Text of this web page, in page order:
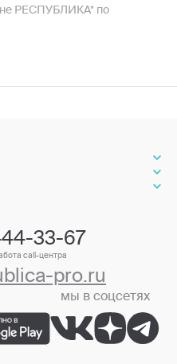
РЕСПУБЛИКА* по
33-67
call-центра
pro.ru
мы в соцсетях